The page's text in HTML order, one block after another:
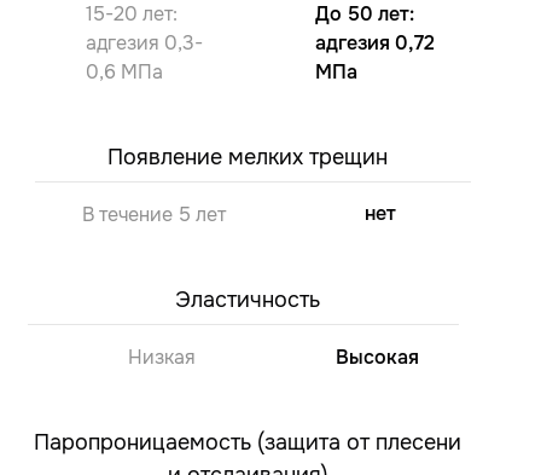
Паропроницаемость (защита от плесени
Высокая
Низкая
Эластичность
нет
До 50 лет:
адгезия 0,72
МПа
В течение 5 лет
15-20 лет:
адгезия 0,3-
0,6 МПа
Появление мелких трещин